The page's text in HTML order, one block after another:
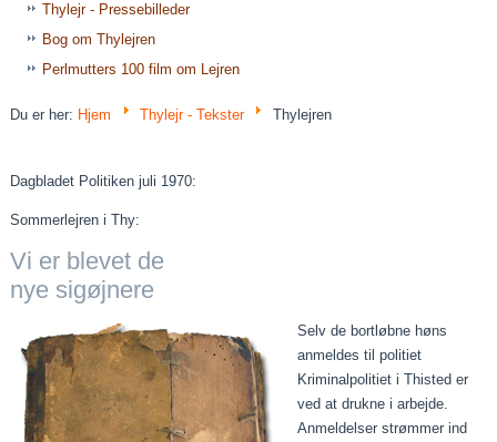
Thylejr - Pressebilleder
Bog om Thylejren
Perlmutters 100 film om Lejren
Du er her: Hjem Thylejr - Tekster Thylejren
Dagbladet Politiken juli 1970:
Sommerlejren i Thy:
Vi er blevet de
nye sigøjnere
Selv de bortløbne høns
anmeldes til politiet
Kriminalpolitiet i Thisted er
ved at drukne i arbejde.
Anmeldelser strømmer ind